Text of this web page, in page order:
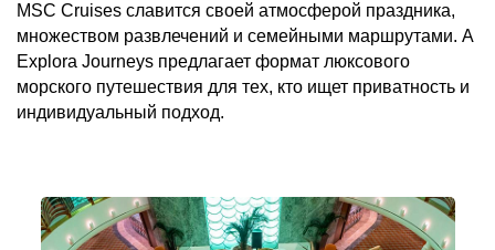
MSC Cruises славится своей атмосферой праздника,
множеством развлечений и семейными маршрутами. А
Explora Journeys предлагает формат люксового
морского путешествия для тех, кто ищет приватность и
индивидуальный подход.